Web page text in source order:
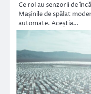
Ce rol au senzorii de
Mașinile de spălat
automate. Aceștia…